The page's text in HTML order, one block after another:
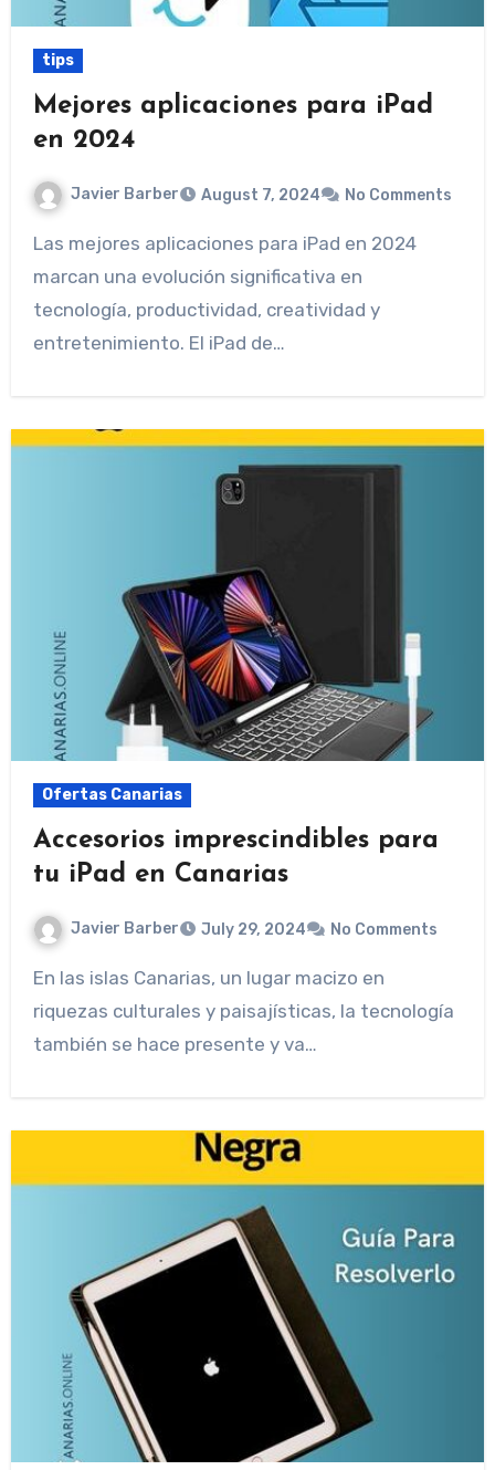
tips
Mejores aplicaciones para iPad
en 2024
Javier Barber August 7, 2024 No Comments
Las mejores aplicaciones para iPad en 2024
marcan una evolución significativa en
tecnología, productividad, creatividad y
entretenimiento. El iPad de…
Ofertas Canarias
Accesorios imprescindibles para
tu iPad en Canarias
Javier Barber July 29, 2024 No Comments
En las islas Canarias, un lugar macizo en
riquezas culturales y paisajísticas, la tecnología
también se hace presente y va…